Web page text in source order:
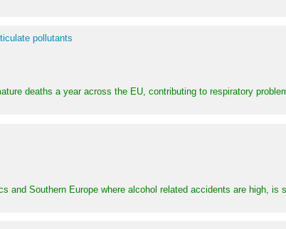
pollutants
deaths a year across the EU, contributing to respiratory
and Southern Europe where alcohol related accidents are high,